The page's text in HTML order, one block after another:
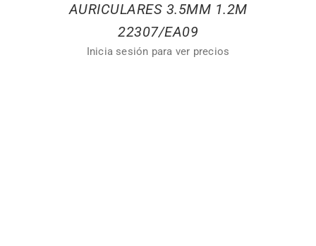
AURICULARES 3.5MM 1.2M
22307/EA09
Inicia sesión para ver precios